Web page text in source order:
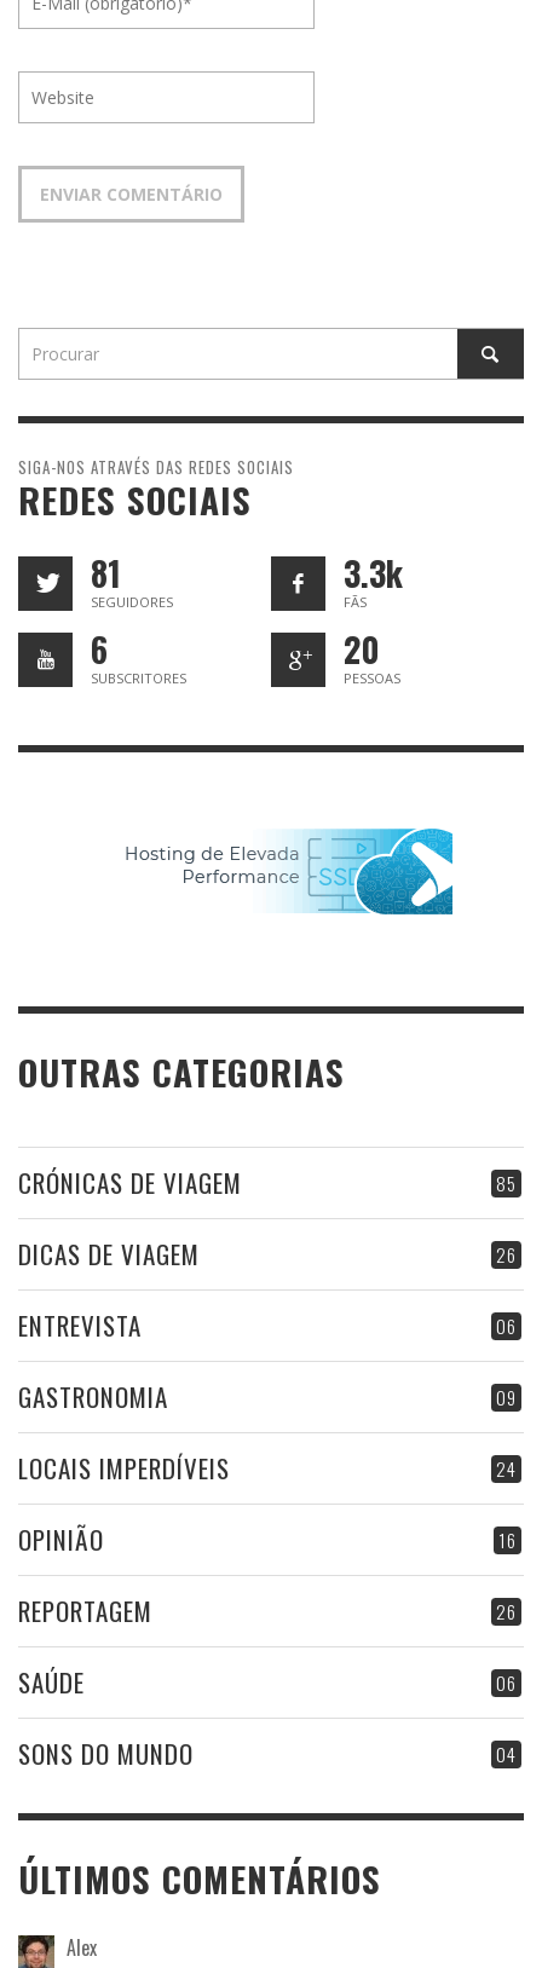
SIGA-NOS ATRAVÉS DAS REDES SOCIAIS
REDES SOCIAIS
81
SEGUIDORES
3.3k
FÃS
6
SUBSCRITORES
20
PESSOAS
OUTRAS CATEGORIAS
85
CRÓNICAS DE VIAGEM
26
DICAS DE VIAGEM
06
ENTREVISTA
09
GASTRONOMIA
24
LOCAIS IMPERDÍVEIS
16
OPINIÃO
26
REPORTAGEM
06
SAÚDE
04
SONS DO MUNDO
ÚLTIMOS COMENTÁRIOS
Alex